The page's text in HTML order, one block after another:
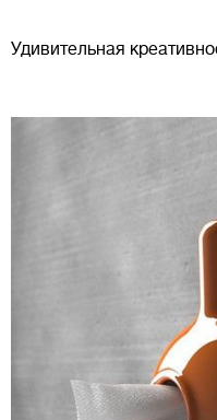
Удивительная